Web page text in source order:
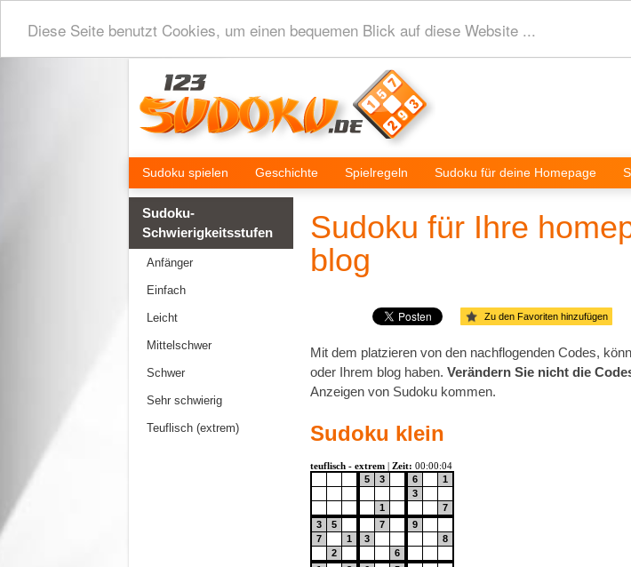
Diese Seite benutzt Cookies, um einen bequemen Blick auf diese Website ...
Sudoku spielen Geschichte Spielregeln Sudoku für deine Homepage
Sudoku-
Schwierigkeitsstufen
Anfänger
Einfach
Leicht
Mittelschwer
Schwer
Sehr schwierig
Teuflisch (extrem)
Sudoku für Ihre
blog
Zu den Favoriten hinzufügen
Mit dem platzieren von den nachflogenden Codes,
oder Ihrem blog haben. Verändern Sie nicht die
Anzeigen von Sudoku kommen.
Sudoku klein